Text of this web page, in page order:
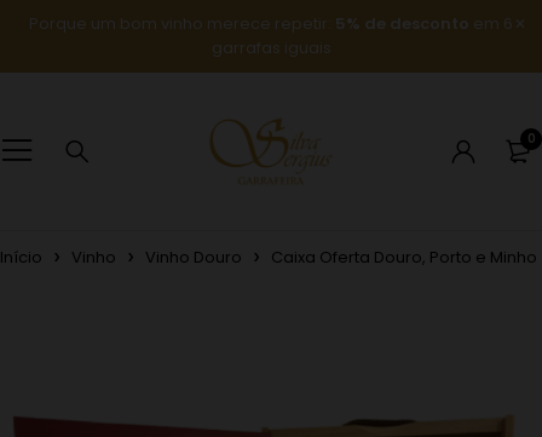
Porque um bom vinho merece repetir: 5% de desconto em 6
garrafas iguais
0
Início Vinho Vinho Douro Caixa Oferta Douro, Porto e Minho